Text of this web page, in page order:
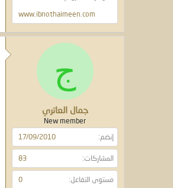
www.ibnothaimeen.com
ج
جمال العاتري
New member
إنضم
17/09/2010
المشاركات 83
مستوى التفاعل 0